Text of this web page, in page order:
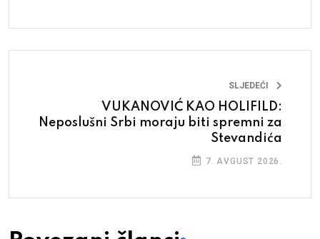
SLJEDEĆI
VUKANOVIĆ KAO HOLIFILD:
Neposlušni Srbi moraju biti spremni za
Stevandića
7. AVGUST 2026.